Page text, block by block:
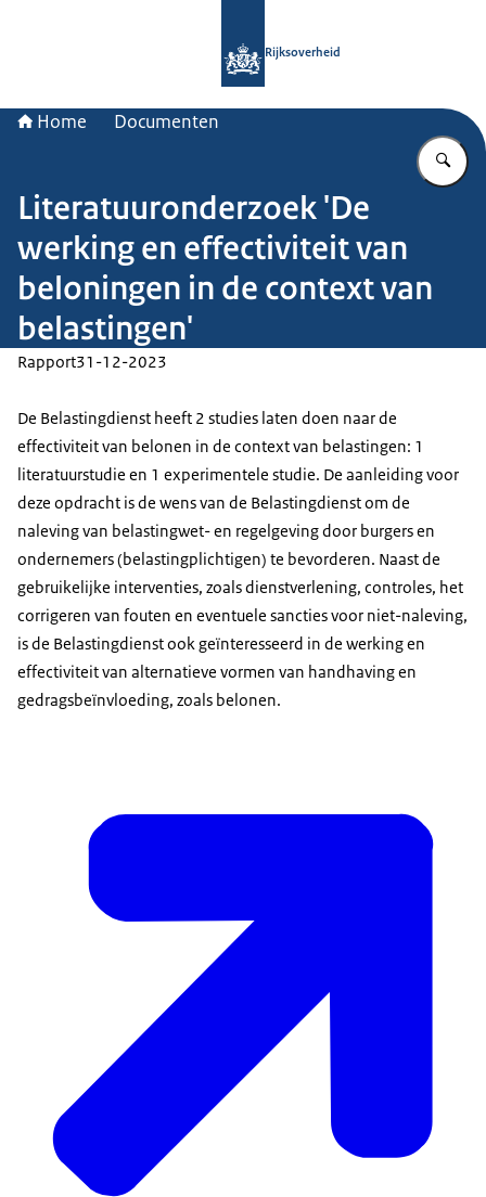
Rijksoverheid
Home Documenten
Literatuuronderzoek 'De
werking en effectiviteit van
beloningen in de context van
belastingen'
Rapport31-12-2023
De Belastingdienst heeft 2 studies laten doen naar de
effectiviteit van belonen in de context van belastingen: 1
literatuurstudie en 1 experimentele studie. De aanleiding voor
deze opdracht is de wens van de Belastingdienst om de
naleving van belastingwet- en regelgeving door burgers en
ondernemers (belastingplichtigen) te bevorderen. Naast de
gebruikelijke interventies, zoals dienstverlening, controles, het
corrigeren van fouten en eventuele sancties voor niet-naleving,
is de Belastingdienst ook geïnteresseerd in de werking en
effectiviteit van alternatieve vormen van handhaving en
gedragsbeïnvloeding, zoals belonen.